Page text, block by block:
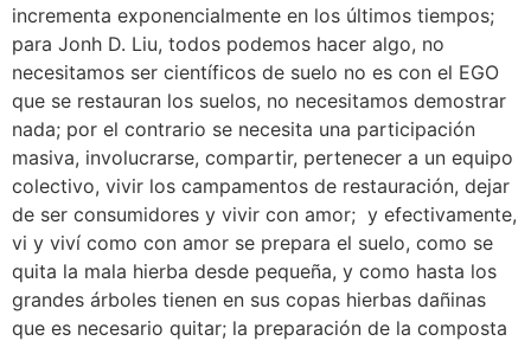
incrementa exponencialmente en los últimos tiempos;
para Jonh D. Liu, todos podemos hacer algo, no
necesitamos ser científicos de suelo no es con el EGO
que se restauran los suelos, no necesitamos demostrar
nada; por el contrario se necesita una participación
masiva, involucrarse, compartir, pertenecer a un equipo
colectivo, vivir los campamentos de restauración, dejar
de ser consumidores y vivir con amor;  y efectivamente,
vi y viví como con amor se prepara el suelo, como se
quita la mala hierba desde pequeña, y como hasta los
grandes árboles tienen en sus copas hierbas dañinas
que es necesario quitar; la preparación de la composta